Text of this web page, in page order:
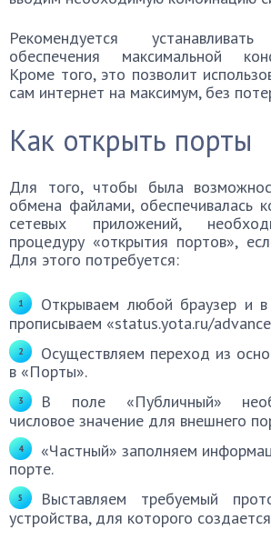
Рекомендуется
обеспечения максимальной
Кроме того, это позволит
сам интернет на максимум, без
Как открыть порты
Для того, чтобы была
обмена файлами, обеспечивалась
сетевых приложений,
процедуру «открытия портов»,
Для этого потребуется:
Открываем любой браузер и
прописываем «status.yota.ru/
Осуществляем переход из
в «Порты».
В поле «Публичный»
числовое значение для внешнего
«Частный» заполняем
порте.
Выставляем требуемый
устройства, для которого